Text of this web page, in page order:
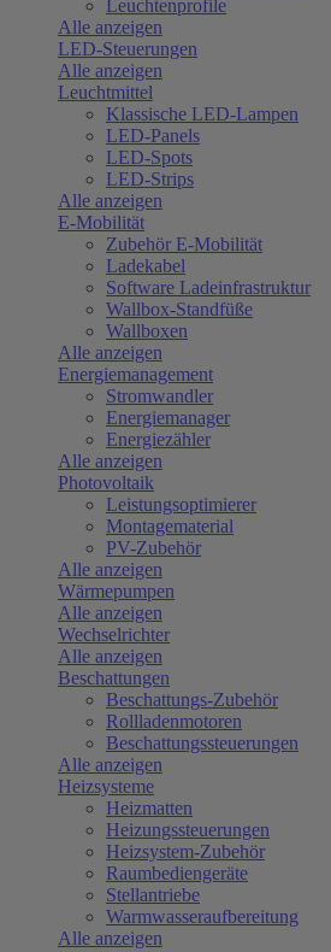
Leuchtenprofile
Alle anzeigen
LED-Steuerungen
Alle anzeigen
Leuchtmittel
Klassische LED-Lampen
LED-Panels
LED-Spots
LED-Strips
Alle anzeigen
E-Mobilität
Zubehör E-Mobilität
Ladekabel
Software Ladeinfrastruktur
Wallbox-Standfüße
Wallboxen
Alle anzeigen
Energiemanagement
Stromwandler
Energiemanager
Energiezähler
Alle anzeigen
Photovoltaik
Leistungsoptimierer
Montagematerial
PV-Zubehör
Alle anzeigen
Wärmepumpen
Alle anzeigen
Wechselrichter
Alle anzeigen
Beschattungen
Beschattungs-Zubehör
Rollladenmotoren
Beschattungssteuerungen
Alle anzeigen
Heizsysteme
Heizmatten
Heizungssteuerungen
Heizsystem-Zubehör
Raumbediengeräte
Stellantriebe
Warmwasseraufbereitung
Alle anzeigen